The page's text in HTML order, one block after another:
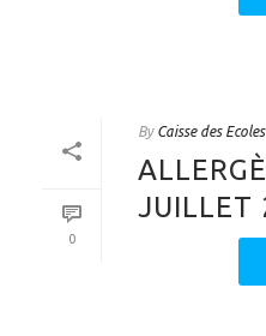
0
By Caisse des
JUILLET